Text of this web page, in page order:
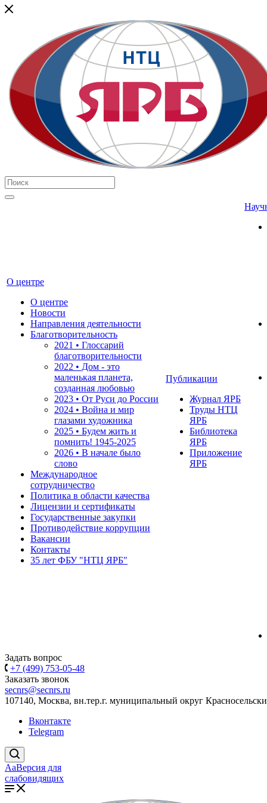
О центре
О центре
Новости
Направления деятельности
Благотворительность
2021 • Глоссарий
благотворительности
2022 • Дом - это
маленькая планета,
созданная любовью
2023 • От Руси до России
2024 • Война и мир
глазами художника
2025 • Будем жить и
помнить! 1945-2025
2026 • В начале было
слово
Международное
сотрудничество
Политика в области качества
Лицензии и сертификаты
Государственные закупки
Противодействие коррупции
Вакансии
Контакты
35 лет ФБУ "НТЦ ЯРБ"
Публикации
Журнал ЯРБ
Труды НТЦ
ЯРБ
Библиотека
ЯРБ
Приложение
ЯРБ
Задать вопрос
+7 (499) 753-05-48
Заказать звонок
secnrs@secnrs.ru
107140, Москва, вн.тер.г. муниципальный округ
Вконтакте
Telegram
AaВерсия для
слабовидящих